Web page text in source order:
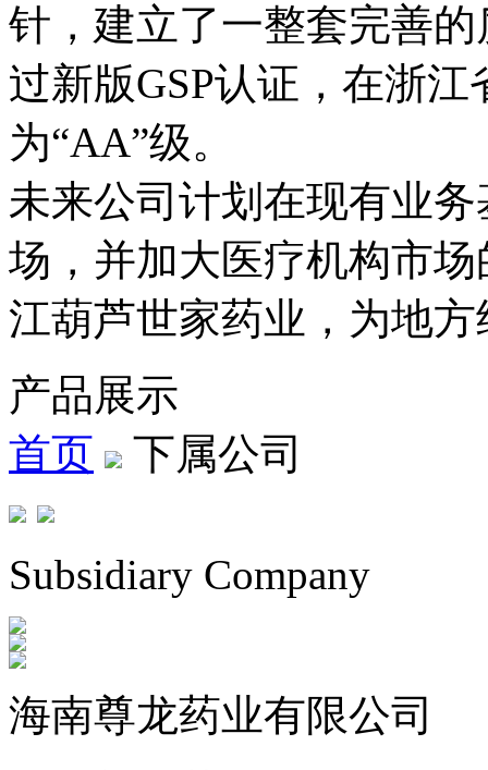
针，建立了一整套完善
过新版GSP认证，在浙
为“AA”级。
未来公司计划在现有业
场，并加大医疗机构市
江葫芦世家药业，为地
产品展示
首页
下属公司
Subsidiary Company
海南尊龙药业有限公司